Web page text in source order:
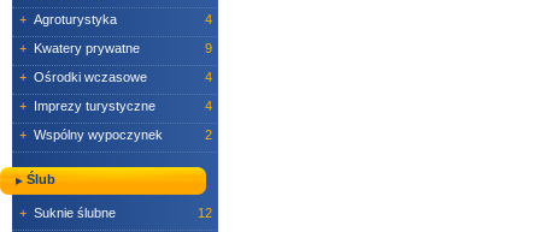
+ Agroturystyka
4
+ Kwatery prywatne
9
+ Ośrodki wczasowe
4
+ Imprezy turystyczne
4
+ Wspólny wypoczynek 2
Ślub
+ Suknie ślubne
12